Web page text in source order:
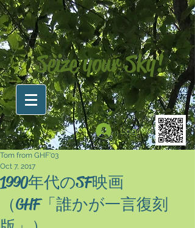
Seize your Sky!
Log In
1990年代のSF映画
（GHF「誰かが一言復刻
Tom from GHF'03
Oct 7, 2017